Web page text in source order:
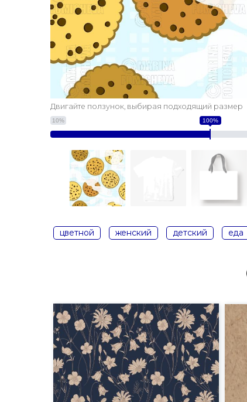
Двигайте ползунок, выбирая подходящий размер
10% 100%
цветной женский детский еда